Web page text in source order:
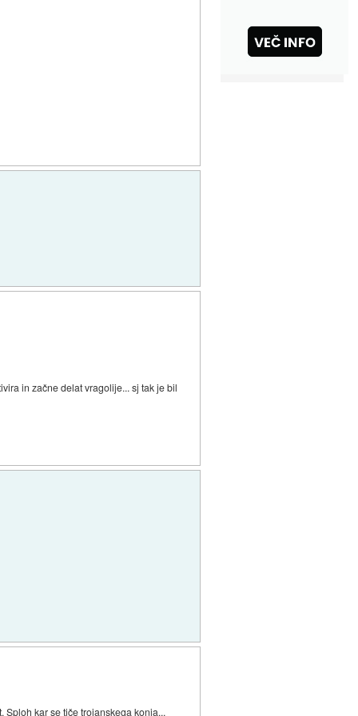
in začne delat vragolije... sj tak je bil
kar se tiče trojanskega konja...